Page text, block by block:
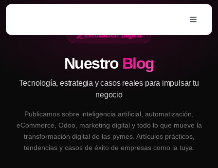
Ir al contenido
Innovación Digital
Nuestro Blog
Tecnología, estrategia y casos reales para impulsar tu
negocio
Publicamos sobre inteligencia artificial, automatización,
eCommerce, Odoo, marketing digital y todo lo que mueve la
transformación digital de las pymes. Artículos prácticos,
tendencias y casos de éxito de empresas como la tuya.